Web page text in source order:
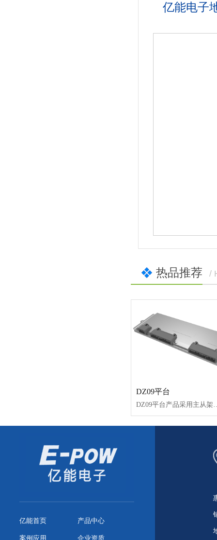
亿能电子
热品推荐 /
DZ09平台
亿能首页 产品中心
案例应用 企业资质